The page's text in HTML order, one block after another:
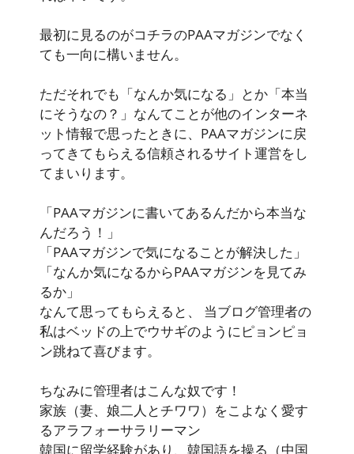
最初に見るのがコチラのPAAマガジンでなく
ても一向に構いません。
ただそれでも「なんか気になる」とか「本当
にそうなの？」なんてことが他のインターネ
ット情報で思ったときに、PAAマガジンに戻
ってきてもらえる信頼されるサイト運営をし
てまいります。
「PAAマガジンに書いてあるんだから本当な
んだろう！」
「PAAマガジンで気になることが解決した」
「なんか気になるからPAAマガジンを見てみ
るか」
なんて思ってもらえると、 当ブログ管理者の
私はベッドの上でウサギのようにピョンピョ
ン跳ねて喜びます。
ちなみに管理者はこんな奴です！
家族（妻、娘二人とチワワ）をこよなく愛す
るアラフォーサラリーマン
韓国に留学経験があり、韓国語を操る（中国